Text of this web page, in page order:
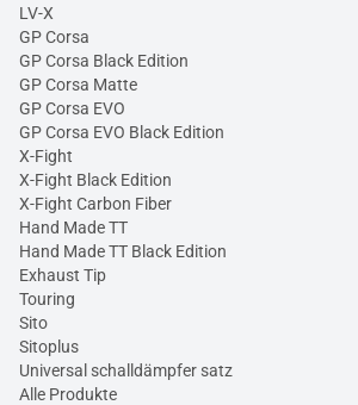
LV-X
GP Corsa
GP Corsa Black Edition
GP Corsa Matte
GP Corsa EVO
GP Corsa EVO Black Edition
X-Fight
X-Fight Black Edition
X-Fight Carbon Fiber
Hand Made TT
Hand Made TT Black Edition
Exhaust Tip
Touring
Sito
Sitoplus
Universal schalldämpfer satz
Alle Produkte